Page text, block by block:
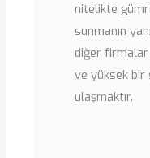
nitelikte
sunmanın
diğer firmalar
ve yüksek
ulaşmaktır.